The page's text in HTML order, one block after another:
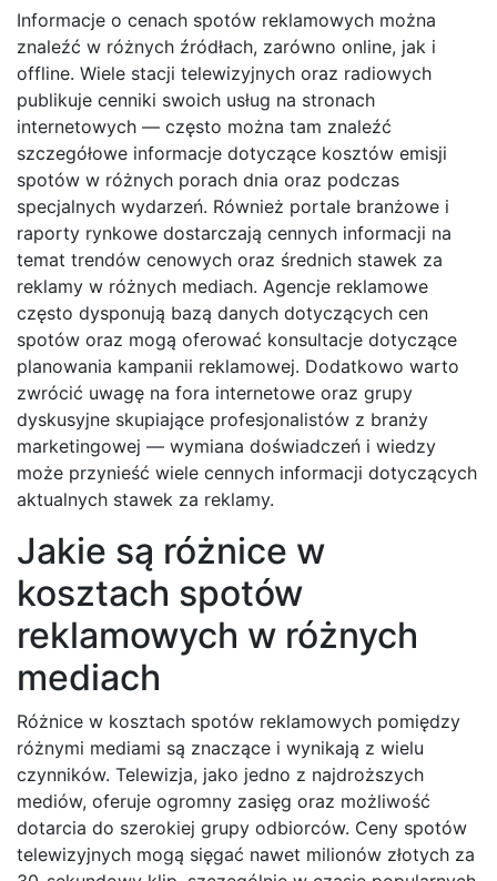
Informacje o cenach spotów reklamowych można
znaleźć w różnych źródłach, zarówno online, jak i
offline. Wiele stacji telewizyjnych oraz radiowych
publikuje cenniki swoich usług na stronach
internetowych — często można tam znaleźć
szczegółowe informacje dotyczące kosztów emisji
spotów w różnych porach dnia oraz podczas
specjalnych wydarzeń. Również portale branżowe i
raporty rynkowe dostarczają cennych informacji na
temat trendów cenowych oraz średnich stawek za
reklamy w różnych mediach. Agencje reklamowe
często dysponują bazą danych dotyczących cen
spotów oraz mogą oferować konsultacje dotyczące
planowania kampanii reklamowej. Dodatkowo warto
zwrócić uwagę na fora internetowe oraz grupy
dyskusyjne skupiające profesjonalistów z branży
marketingowej — wymiana doświadczeń i wiedzy
może przynieść wiele cennych informacji dotyczących
aktualnych stawek za reklamy.
Jakie są różnice w
kosztach spotów
reklamowych w różnych
mediach
Różnice w kosztach spotów reklamowych pomiędzy
różnymi mediami są znaczące i wynikają z wielu
czynników. Telewizja, jako jedno z najdroższych
mediów, oferuje ogromny zasięg oraz możliwość
dotarcia do szerokiej grupy odbiorców. Ceny spotów
telewizyjnych mogą sięgać nawet milionów złotych za